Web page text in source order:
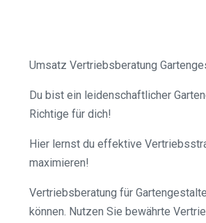
Umsatz Vertriebsberatung
Du bist ein leidenschaftlicher
Richtige für dich!
Hier lernst du effektive
maximieren!
Vertriebsberatung für
können. Nutzen Sie bewährte